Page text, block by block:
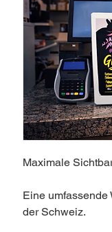
Maximale
Eine umfassende
der Schweiz.